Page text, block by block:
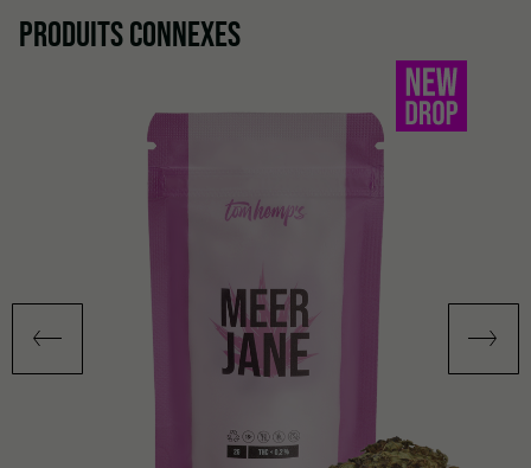
PRODUITS CONNEXES